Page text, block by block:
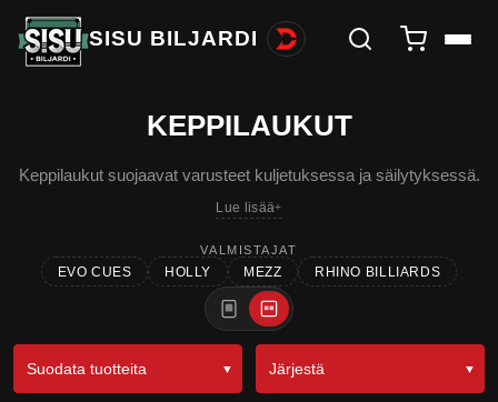
SISU BILJARDI
KEPPILAUKUT
Keppilaukut suojaavat varusteet kuljetuksessa ja säilytyksessä.
Lue lisää
VALMISTAJAT
EVO CUES HOLLY MEZZ RHINO BILLIARDS
Suodata tuotteita Järjestä